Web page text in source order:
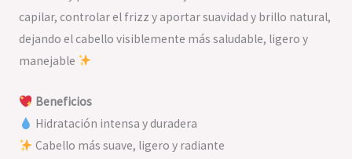
capilar, controlar el frizz y aportar suavidad y brillo natural,
dejando el cabello visiblemente más saludable, ligero y
manejable
Beneficios
Hidratación intensa y duradera
Cabello más suave, ligero y radiante